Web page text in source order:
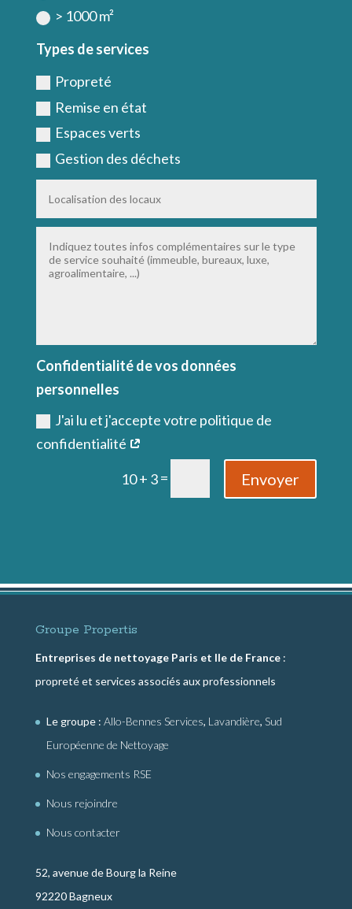
> 1000 m²
Types de services
Propreté
Remise en état
Espaces verts
Gestion des déchets
Confidentialité de vos données
personnelles
J'ai lu et j'accepte votre politique de
confidentialité
10 + 3= Envoyer
Groupe Propertis
Entreprises de nettoyage Paris et Ile de France:
propreté et services associés aux professionnels
Le groupe : Allo-Bennes Services, Lavandière, Sud
Européenne de Nettoyage
Nos engagements RSE
Nous rejoindre
Nous contacter
52, avenue de Bourg la Reine
92220 Bagneux